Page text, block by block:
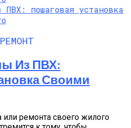
Из ПВХ:
Своими
или ремонта своего жилого